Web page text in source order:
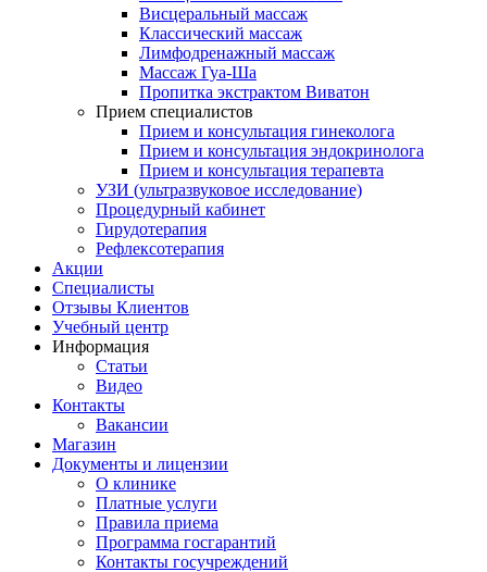
Висцеральный массаж
Классический массаж
Лимфодренажный массаж
Массаж Гуа-Ша
Пропитка экстрактом Виватон
Прием специалистов
Прием и консультация гинеколога
Прием и консультация эндокринолога
Прием и консультация терапевта
УЗИ (ультразвуковое исследование)
Процедурный кабинет
Гирудотерапия
Рефлексотерапия
Акции
Специалисты
Отзывы Клиентов
Учебный центр
Информация
Статьи
Видео
Контакты
Вакансии
Магазин
Документы и лицензии
О клинике
Платные услуги
Правила приема
Программа госгарантий
Контакты госучреждений